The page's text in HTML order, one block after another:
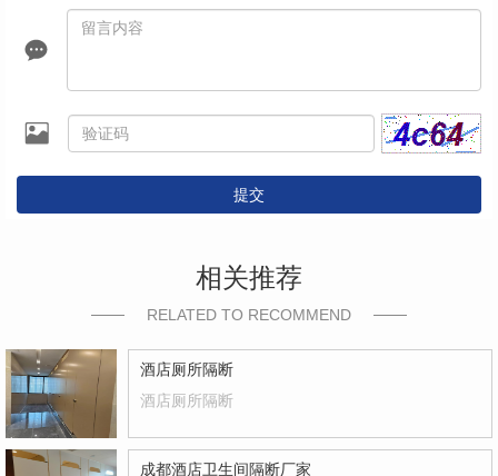
提交
相关推荐
RELATED TO RECOMMEND
酒店厕所隔断
酒店厕所隔断
成都酒店卫生间隔断厂家